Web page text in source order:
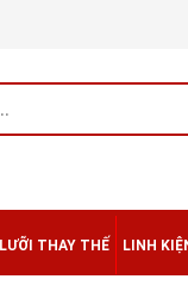
LƯỠI THAY THẾ LINH